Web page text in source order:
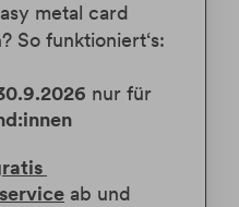
metal card
So funktioniert‘s:
ab und